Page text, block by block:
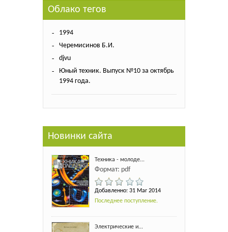
Облако тегов
1994
Черемисинов Б.И.
djvu
Юный техник. Выпуск №10 за октябрь
1994 года.
Новинки сайта
Техника - молоде...
Формат: pdf
Добавленно: 31 Mar 2014
Последнее поступление.
Электрические и...